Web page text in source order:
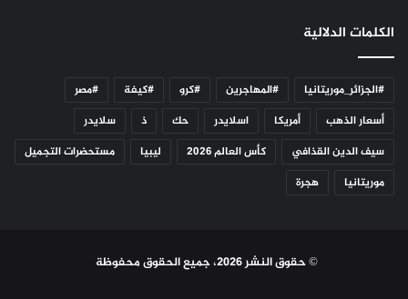
الكلمات الدلالية
#الجزائر_موريتانيا #المهاجرين #كرو #كيفة
#مصر
أسعار الذهب
أمريكا اسلايدر حك ذ
سلايدر
سيف الدين القذافي
كأس العالم 2026 ليبيا
مستحضرات التجميل
موريتانيا
هجرة
© حقوق النشر 2026، جميع الحقوق محفوظة